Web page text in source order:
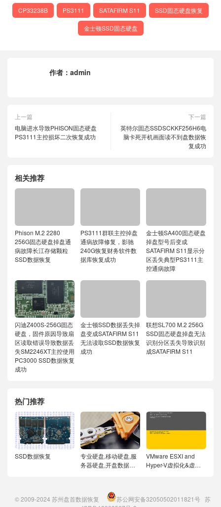
CP33238B PS3111 SATAFIRM S11 SSD固态硬盘恢复
金士顿SSD固态硬盘
作者： admin
上一篇
电脑进水导致PHISON固态硬盘
PS3111主控损坏二次恢复成功
下一篇
英特尔固态SSDSCKKF256H6电
脑卡死开机画面读不到盘数据恢
复成功
相关推荐
Phison M.2 2280
256G固态硬盘掉盘通
病故障长江存储颗粒
SSD数据恢复
PS3111群联主控掉盘
通病故障修复，影驰
240G恢复财务软件数
据库恢复成功
金士顿SA400固态硬盘
掉盘型号后变成
SATAFIRM S11显示分
区丢失典型PS3111主
控通病故障
闪迪Z400S-256G固态
硬盘，固件原因导致扇
区读取错误导致数据丢
失SM2246XT主控使用
PC3000 SSD数据恢复
成功
金士顿SSD数据丢失掉
盘变成SATAFIRM S11
无法读取SSD数据恢复
成功
联想SL700 M.2 256G
SSD固态硬盘掉盘无法
识别分区丢失导致识别
成SATAFIRM S11
热门推荐
SSD数据恢复
专业硬盘,移动硬盘,服
务器硬盘,开盘数据恢
VMware ESXI and
Hyper-V虚拟化&虚拟
© 2009-2024 苏州盘首数据恢复 苏公网安备32050502011821号 苏